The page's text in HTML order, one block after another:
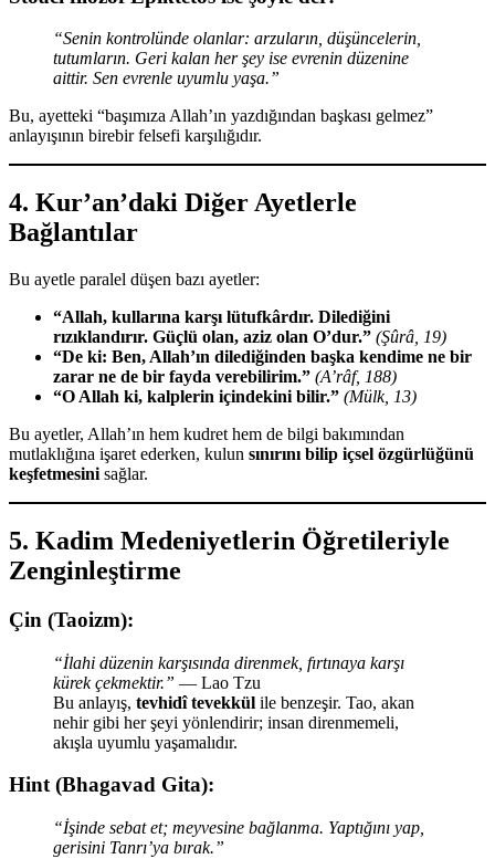
“Senin kontrolünde olanlar: arzuların, düşüncelerin,
tutumların. Geri kalan her şey ise evrenin düzenine
aittir. Sen evrenle uyumlu yaşa.”
Bu, ayetteki “başımıza Allah’ın yazdığından başkası gelmez”
anlayışının birebir felsefi karşılığıdır.
4. Kur’an’daki Diğer Ayetlerle
Bağlantılar
Bu ayetle paralel düşen bazı ayetler:
“Allah, kullarına karşı lütufkârdır. Dilediğini
rızıklandırır. Güçlü olan, aziz olan O’dur.” (Şûrâ, 19)
“De ki: Ben, Allah’ın dilediğinden başka kendime ne bir
zarar ne de bir fayda verebilirim.” (A’râf, 188)
“O Allah ki, kalplerin içindekini bilir.” (Mülk, 13)
Bu ayetler, Allah’ın hem kudret hem de bilgi bakımından
mutlaklığına işaret ederken, kulun sınırını bilip içsel özgürlüğünü
keşfetmesini sağlar.
5. Kadim Medeniyetlerin Öğretileriyle
Zenginleştirme
Çin (Taoizm):
“İlahi düzenin karşısında direnmek, fırtınaya karşı
kürek çekmektir.” — Lao Tzu
Bu anlayış, tevhidî tevekkül ile benzeşir. Tao, akan
nehir gibi her şeyi yönlendirir; insan direnmemeli,
akışla uyumlu yaşamalıdır.
Hint (Bhagavad Gita):
“İşinde sebat et; meyvesine bağlanma. Yaptığını yap,
gerisini Tanrı’ya bırak.”